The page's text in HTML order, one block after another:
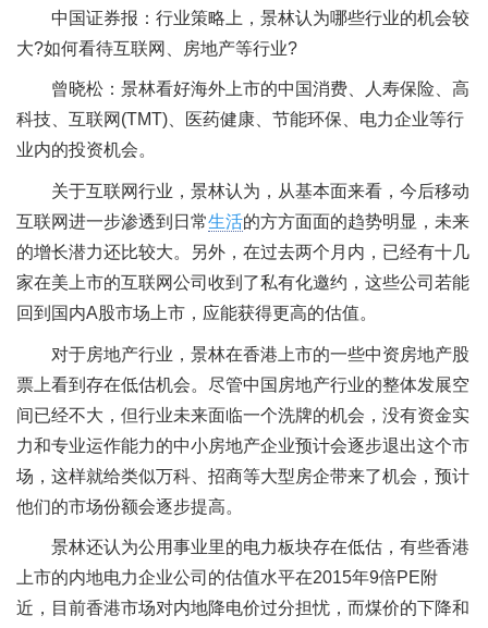
中国证券报：行业策略上，景林认为哪些行业的机会较
大?如何看待互联网、房地产等行业?
曾晓松：景林看好海外上市的中国消费、人寿保险、高
科技、互联网(TMT)、医药健康、节能环保、电力企业等行
业内的投资机会。
关于互联网行业，景林认为，从基本面来看，今后移动
互联网进一步渗透到日常生活的方方面面的趋势明显，未来
的增长潜力还比较大。另外，在过去两个月内，已经有十几
家在美上市的互联网公司收到了私有化邀约，这些公司若能
回到国内A股市场上市，应能获得更高的估值。
对于房地产行业，景林在香港上市的一些中资房地产股
票上看到存在低估机会。尽管中国房地产行业的整体发展空
间已经不大，但行业未来面临一个洗牌的机会，没有资金实
力和专业运作能力的中小房地产企业预计会逐步退出这个市
场，这样就给类似万科、招商等大型房企带来了机会，预计
他们的市场份额会逐步提高。
景林还认为公用事业里的电力板块存在低估，有些香港
上市的内地电力企业公司的估值水平在2015年9倍PE附
近，目前香港市场对内地降电价过分担忧，而煤价的下降和